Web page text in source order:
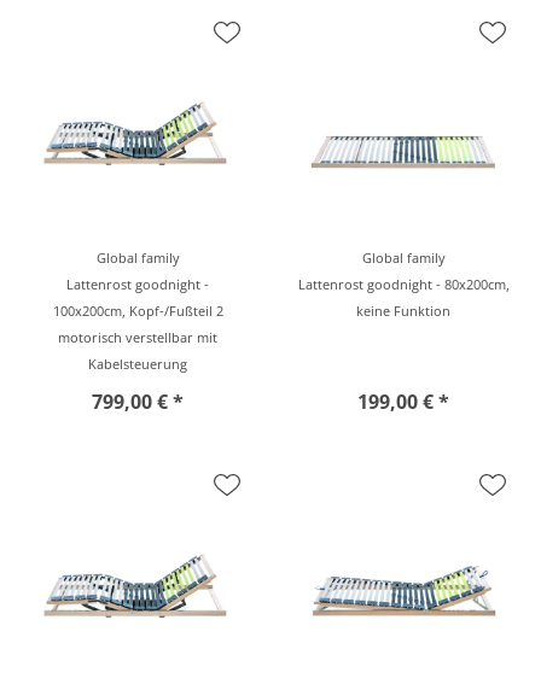
Global family
Lattenrost goodnight -
100x200cm, Kopf-/Fußteil 2
motorisch verstellbar mit
Kabelsteuerung
799,00 € *
Global family
Lattenrost goodnight - 80x200cm,
keine Funktion
199,00 € *